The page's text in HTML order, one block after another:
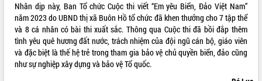
định EUDR
Thứ trưởng Bộ Nông nghiệp và Môi
trường Nguyễn Hoàng Hiệp khảo sát
vùng trồng và doanh nghiệp đóng gói
sầu riêng tại Đắk Lắk
Trình diễn nghệ thuật chế biến các
Nhân dịp này, Ban Tổ chức Cuộc thi viết “Em yêu Biển, Đảo Việt Nam”
năm 2023 do UBND thị xã Buôn Hồ tổ chức đã khen thưởng cho 7 tập thể
và 8 cá nhân có bài thi xuất sắc. Thông qua Cuộc thi đã bồi đắp thêm
tình yêu quê hương đất nước, trách nhiệm của đội ngũ cán bộ, giáo viên
và đặc biệt là thế hệ trẻ trong tham gia bảo vệ chủ quyền biển, đảo cũng
như sự nghiệp xây dựng và bảo vệ Tổ quốc.